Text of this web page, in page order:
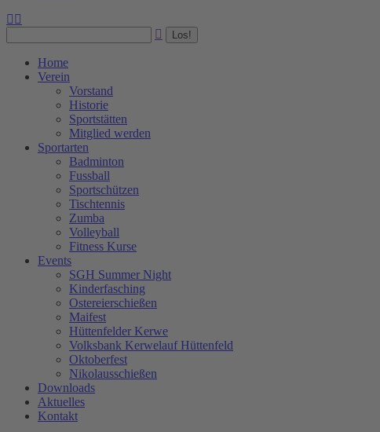
Facebook
opens
new
opens
in
new
window
Home
Verein
Vorstand
Historie
Sportstätten
Mitglied werden
Sportarten
Badminton
Fussball
Sportschützen
Tischtennis
Zumba
Volleyball
Fitness Kurse
Events
SGH Summer Night
Kinderfasching
Ostereierschießen
Maifest
Hüttenfelder Kerwe
Volksbank Kerwelauf Hüttenfeld
Oktoberfest
Nikolausschießen
Downloads
Aktuelles
Kontakt